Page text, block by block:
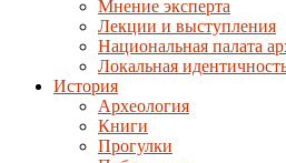
Мнение эксперта
Лекции и выступления
Национальная палата
Локальная
История
Археология
Книги
Прогулки